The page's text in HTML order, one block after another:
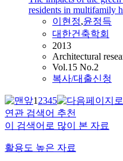
residents in multifamily
이현정,윤정득
대한건축학회
2013
Architectural
Vol.15 No.2
복사/대출신청
12345
연관 검색어 추천
이 검색어로 많이 본 자료
활용도 높은 자료